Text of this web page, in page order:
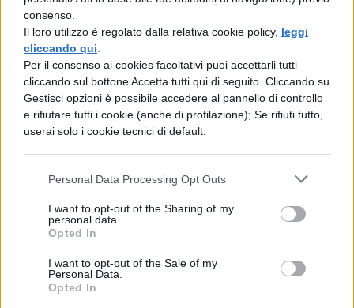
consenso.
Il loro utilizzo è regolato dalla relativa cookie policy, leggi
cliccando qui
Per il consenso ai cookies facoltativi puoi accettarli tutti
cliccando sul bottone Accetta tutti qui di seguito. Cliccando su
Gestisci opzioni è possibile accedere al pannello di controllo
e rifiutare tutti i cookie (anche di profilazione); Se rifiuti tutto,
userai solo i cookie tecnici di default.
Personal Data Processing Opt Outs
I want to opt-out of the Sharing of my
personal data.
Opted In
I want to opt-out of the Sale of my
Personal Data.
Opted In
combatté con Pompeo e lo sconfisse nella
battaglia presso Farsalo.
Quando fece ritorno in patria, ornò Roma di
bei monumenti ed amministrò lo stato con
elevata saggezza. Più clemente che cauto,
accordò il perdono a molti nemici e
l'eccessiva indulgenza accrebbe l'audacia e
l'avventatezza dei congiurati. Appunto, alle
idi di marzo, la moglie di Cesare avvertì
Cesare, rimani a casa". Cesare invece